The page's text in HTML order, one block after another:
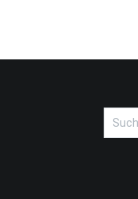
Suchen
nach: